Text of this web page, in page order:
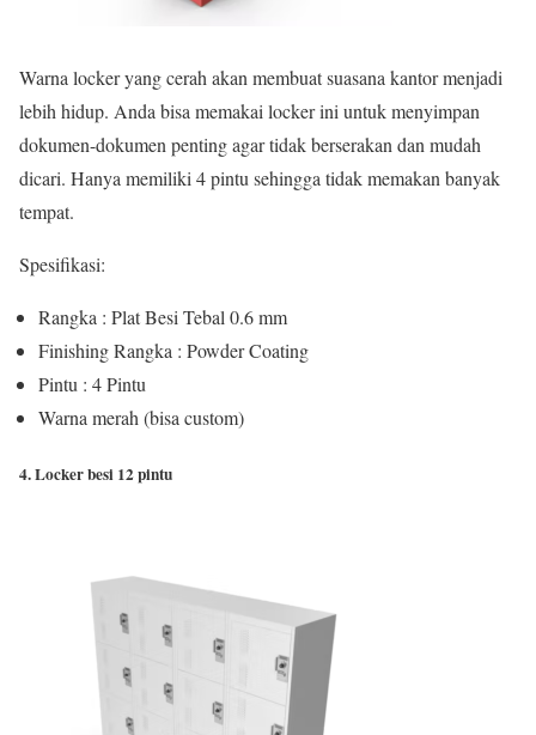
Warna locker yang cerah akan membuat suasana kantor menjadi
lebih hidup. Anda bisa memakai locker ini untuk menyimpan
dokumen-dokumen penting agar tidak berserakan dan mudah
dicari. Hanya memiliki 4 pintu sehingga tidak memakan banyak
tempat.
Spesifikasi:
Rangka : Plat Besi Tebal 0.6 mm
Finishing Rangka : Powder Coating
Pintu : 4 Pintu
Warna merah (bisa custom)
4. Locker besi 12 pintu